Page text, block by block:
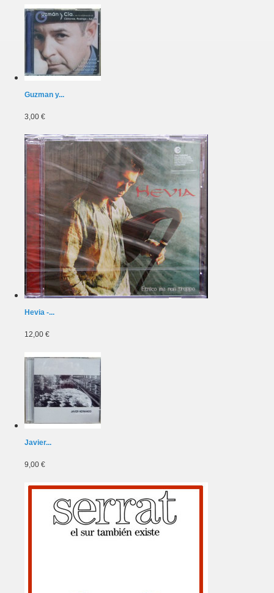
Guzman y...
3,00 €
Hevia -...
12,00 €
Javier...
9,00 €